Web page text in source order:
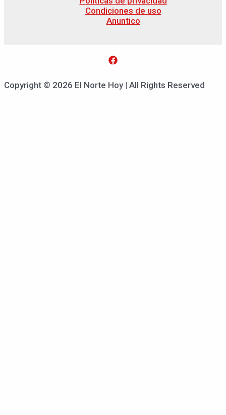
Condiciones de uso
Anuntico
Copyright © 2026 El Norte Hoy | All Rights Reserved